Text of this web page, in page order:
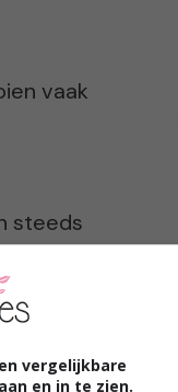
vaak
steeds
vergelijkbare
en in te zien.